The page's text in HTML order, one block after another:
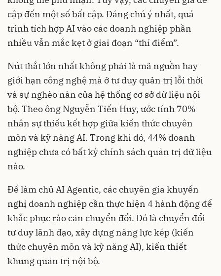
cập đến một số bất cập. Đáng chú ý nhất, quá
trình tích hợp AI vào các doanh nghiệp phần
nhiều vẫn mắc kẹt ở giai đoạn “thí điểm”.
Nút thắt lớn nhất không phải là mã nguồn hay
giới hạn công nghệ mà ở tư duy quản trị lỗi thời
và sự nghèo nàn của hệ thống cơ sở dữ liệu nội
bộ. Theo ông Nguyễn Tiến Huy, ước tính 70%
nhân sự thiếu kết hợp giữa kiến thức chuyên
môn và kỹ năng AI. Trong khi đó, 44% doanh
nghiệp chưa có bất kỳ chính sách quản trị dữ liệu
nào.
Để làm chủ AI Agentic, các chuyên gia khuyến
nghị doanh nghiệp cần thực hiện 4 hành động để
khắc phục rào cản chuyển đổi. Đó là chuyển đổi
tư duy lãnh đạo, xây dựng năng lực kép (kiến
thức chuyên môn và kỹ năng AI), kiến thiết
khung quản trị nội bộ.